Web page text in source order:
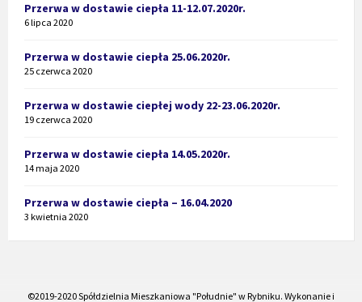
Przerwa w dostawie ciepła 11-12.07.2020r.
6 lipca 2020
Przerwa w dostawie ciepła 25.06.2020r.
25 czerwca 2020
Przerwa w dostawie ciepłej wody 22-23.06.2020r.
19 czerwca 2020
Przerwa w dostawie ciepła 14.05.2020r.
14 maja 2020
Przerwa w dostawie ciepła – 16.04.2020
3 kwietnia 2020
©2019-2020 Spółdzielnia Mieszkaniowa "Południe" w Rybniku. Wykonanie i